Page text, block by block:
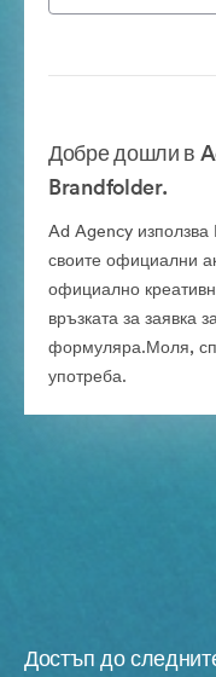
Добре дошли в
Brandfolder.
Ad Agency използва
своите официални
официално
връзката за заявка
формуляра.Моля,
употреба.
Достъп до